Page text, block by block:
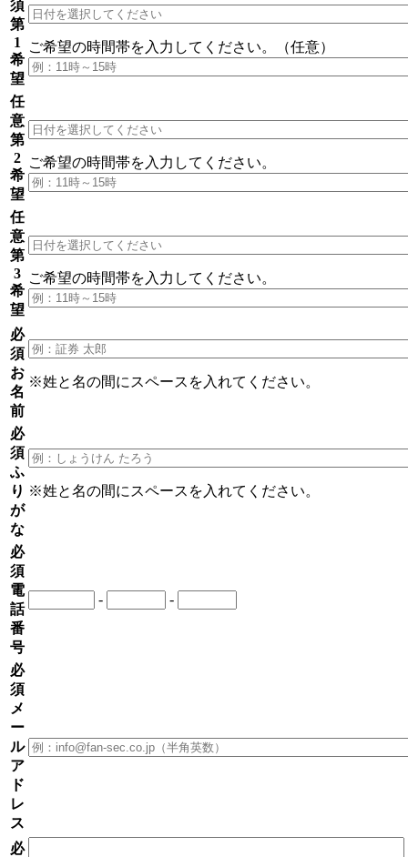
須
第
1
希
望
ご希望の時間帯を入力してください。（任意）
任
意
第
2
希
望
ご希望の時間帯を入力してください。
任
意
第
3
希
望
ご希望の時間帯を入力してください。
必
須
お
名
前
※姓と名の間にスペースを入れてください。
必
須
ふ
り
が
な
※姓と名の間にスペースを入れてください。
必
須
電
話
番
号
- -
必
須
メ
ー
ル
ア
ド
レ
ス
必